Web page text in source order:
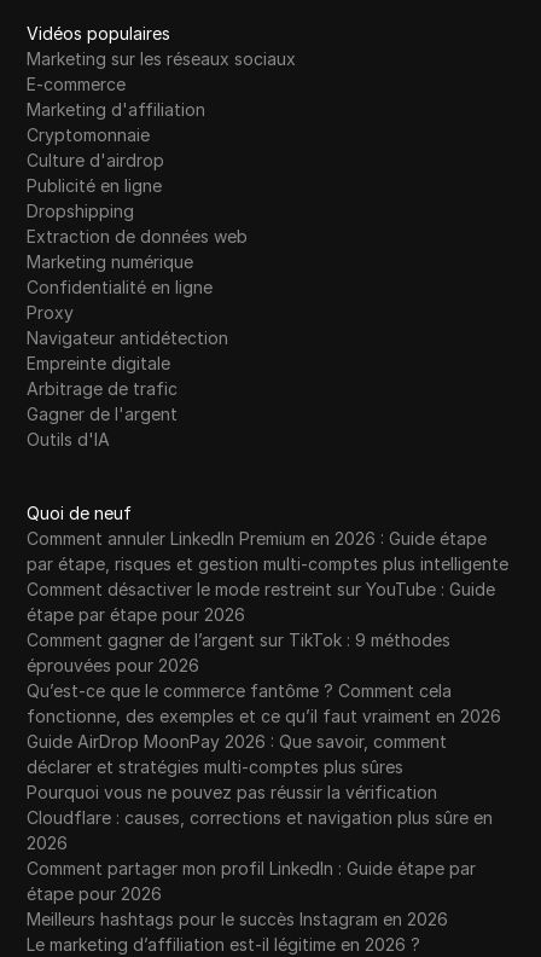
Vidéos populaires
Marketing sur les réseaux sociaux
E-commerce
Marketing d'affiliation
Cryptomonnaie
Culture d'airdrop
Publicité en ligne
Dropshipping
Extraction de données web
Marketing numérique
Confidentialité en ligne
Proxy
Navigateur antidétection
Empreinte digitale
Arbitrage de trafic
Gagner de l'argent
Outils d'IA
Quoi de neuf
Comment annuler LinkedIn Premium en 2026 : Guide étape
par étape, risques et gestion multi-comptes plus intelligente
Comment désactiver le mode restreint sur YouTube : Guide
étape par étape pour 2026
Comment gagner de l’argent sur TikTok : 9 méthodes
éprouvées pour 2026
Qu’est-ce que le commerce fantôme ? Comment cela
fonctionne, des exemples et ce qu’il faut vraiment en 2026
Guide AirDrop MoonPay 2026 : Que savoir, comment
déclarer et stratégies multi-comptes plus sûres
Pourquoi vous ne pouvez pas réussir la vérification
Cloudflare : causes, corrections et navigation plus sûre en
2026
Comment partager mon profil LinkedIn : Guide étape par
étape pour 2026
Meilleurs hashtags pour le succès Instagram en 2026
Le marketing d’affiliation est-il légitime en 2026 ?